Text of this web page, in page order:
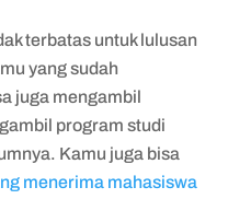
terbatas untuk lulusan
yang sudah
juga mengambil
program studi
Kamu juga bisa
menerima mahasiswa